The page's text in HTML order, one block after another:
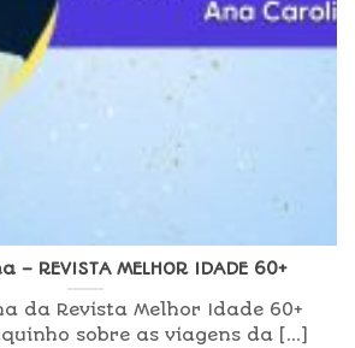
REVISTA MELHOR IDADE 60+
da Revista Melhor Idade 60+
sobre as viagens da [...]